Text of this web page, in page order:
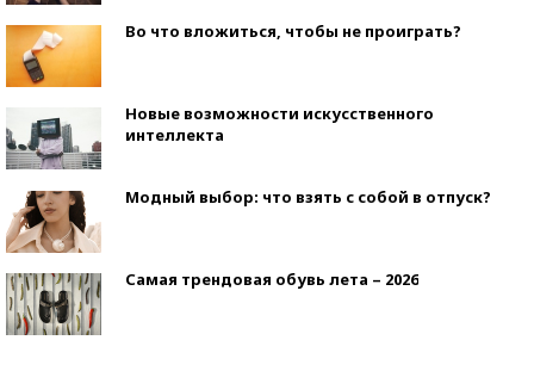
Во что вложиться, чтобы не проиграть?
Новые возможности искусственного
интеллекта
Модный выбор: что взять с собой в отпуск?
Самая трендовая обувь лета – 2026